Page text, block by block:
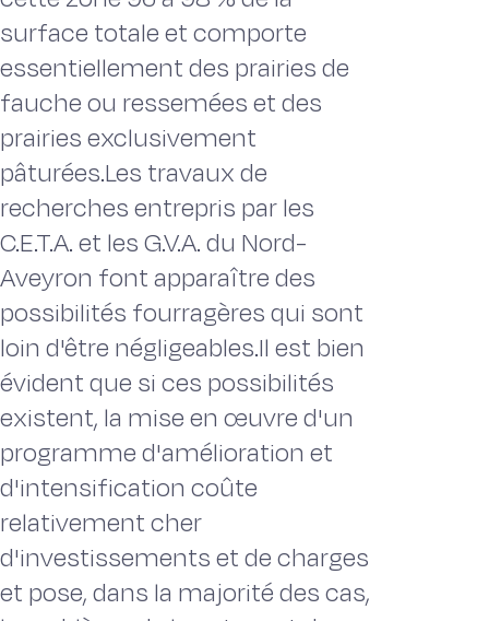
surface totale et comporte
essentiellement des prairies de
fauche ou ressemées et des
prairies exclusivement
pâturées.Les travaux de
recherches entrepris par les
C.E.T.A. et les G.V.A. du Nord-
Aveyron font apparaître des
possibilités fourragères qui sont
loin d'être négligeables.Il est bien
évident que si ces possibilités
existent, la mise en œuvre d'un
programme d'amélioration et
d'intensification coûte
relativement cher
d'investissements et de charges
et pose, dans la majorité des cas,